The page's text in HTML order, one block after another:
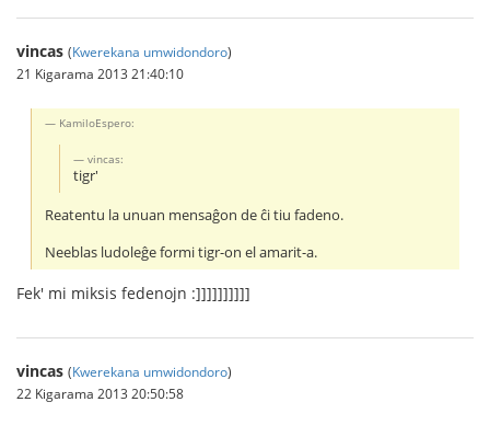
vincas (Kwerekana umwidondoro)
21 Kigarama 2013 21:40:10
KamiloEspero:
vincas:
tigr'
Reatentu la unuan mensaĝon de ĉi tiu fadeno.
Neeblas ludoleĝe formi tigr-on el amarit-a.
Fek' mi miksis fedenojn :]]]]]]]]]]
vincas (Kwerekana umwidondoro)
22 Kigarama 2013 20:50:58